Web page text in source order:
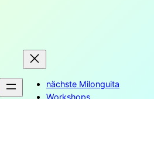
nächste Milonguita
Workshops